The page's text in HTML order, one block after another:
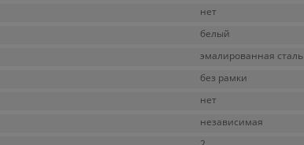
нет
белый
эмалированная сталь
без рамки
нет
независимая